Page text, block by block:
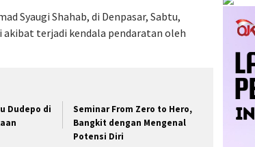
Syaugi Shahab, di Denpasar, Sabtu,
terjadi kendala pendaratan oleh
Dudepo di
Seminar From Zero to Hero,
Bangkit dengan Mengenal
Potensi Diri